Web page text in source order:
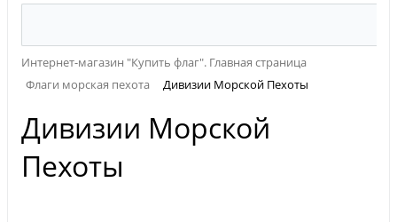
Интернет-магазин "Купить флаг". Главная страница
Флаги морская пехота
Дивизии Морской Пехоты
Дивизии Морской
Пехоты